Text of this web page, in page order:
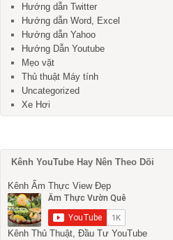
Hướng dẫn Twitter
Hướng dẫn Word, Excel
Hướng dẫn Yahoo
Hướng Dẫn Youtube
Mẹo vặt
Thủ thuật Máy tính
Uncategorized
Xe Hơi
Kênh YouTube Hay Nên Theo Dõi
Kênh Ẩm Thực View Đẹp
Kênh Thủ Thuật, Đầu Tư YouTube